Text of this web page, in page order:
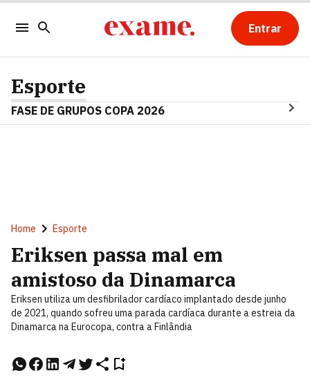
Entrar
Esporte
FASE DE GRUPOS COPA 2026
Home Esporte
Eriksen passa mal em
amistoso da Dinamarca
Eriksen utiliza um desfibrilador cardíaco implantado desde junho
de 2021, quando sofreu uma parada cardíaca durante a estreia da
Dinamarca na Eurocopa, contra a Finlândia